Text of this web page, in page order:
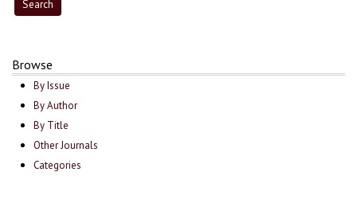
Browse
By Issue
By Author
By Title
Other Journals
Categories